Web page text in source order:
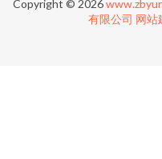
Copyright © 2026
有限公司 网站